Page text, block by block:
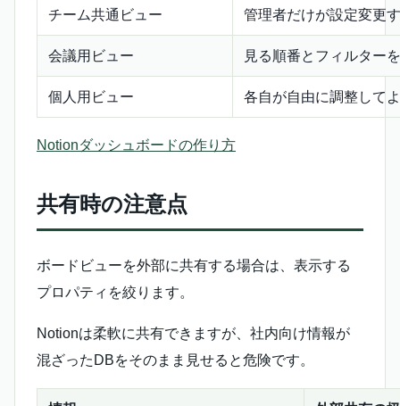
チーム共通ビュー 管理者だけが設定変更
会議用ビュー 見る順番とフィルター
個人用ビュー 各自が自由に調整して
Notionダッシュボードの作り方
共有時の注意点
ボードビューを外部に共有する場合は、表示する
プロパティを絞ります。
Notionは柔軟に共有できますが、社内向け情報が
混ざったDBをそのまま見せると危険です。